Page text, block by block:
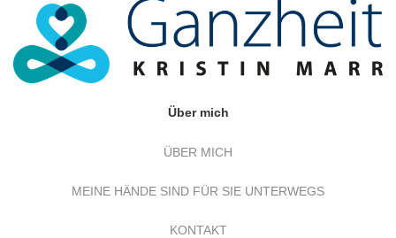
Über mich
ÜBER MICH
MEINE HÄNDE SIND FÜR SIE UNTERWEGS
KONTAKT